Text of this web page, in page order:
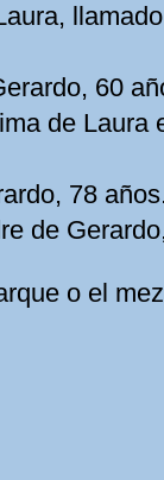
60
de Laura
78
de
o el